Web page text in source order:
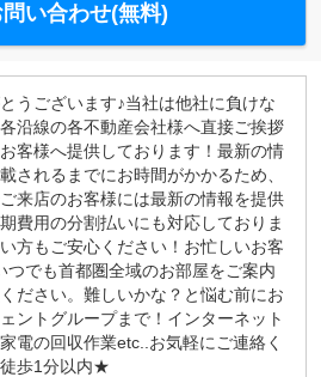
問い合わせ(無料)
うございます♪当社は他社に負けな
沿線の各不動産会社様へ直接ご挨拶
客様へ提供しております！最新の情
されるまでにお時間がかかるため、
来店のお客様には最新の情報を提供
費用の分割払いにも対応しておりま
方もご安心ください！お忙しいお客
つでも首都圏全域のお部屋をご案内
ださい。難しいかな？と悩む前にお
ントグループまで！インターネット
電の回収作業etc..お気軽にご連絡く
歩1分以内★